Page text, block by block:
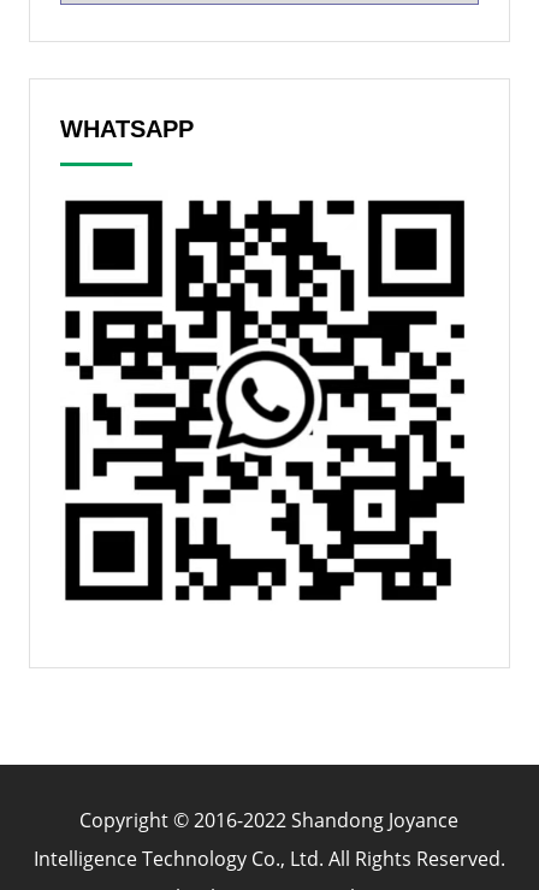
WHATSAPP
Copyright © 2016-2022 Shandong Joyance
Intelligence Technology Co., Ltd. All Rights Reserved.